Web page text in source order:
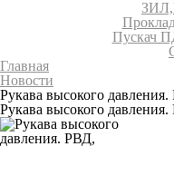
Пускач
Главная
Новости
Рукава высокого
Рукава высокого